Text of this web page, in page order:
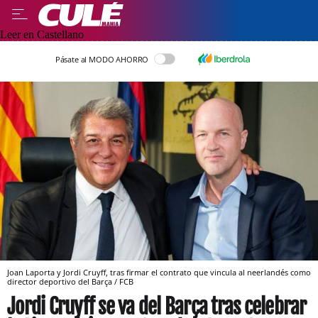
Leer en Castellano
Pásate al MODO AHORRO
Joan Laporta y Jordi Cruyff, tras firmar el contrato que vincula al neerlandés como
director deportivo del Barça / FCB
Jordi Cruyff se va del Barça tras celebrar